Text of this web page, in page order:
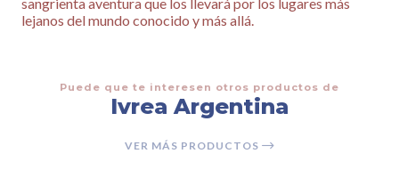
sangrienta aventura que los llevará por los lugares más
lejanos del mundo conocido y más allá.
Puede que te interesen otros productos de
Ivrea Argentina
VER MÁS PRODUCTOS